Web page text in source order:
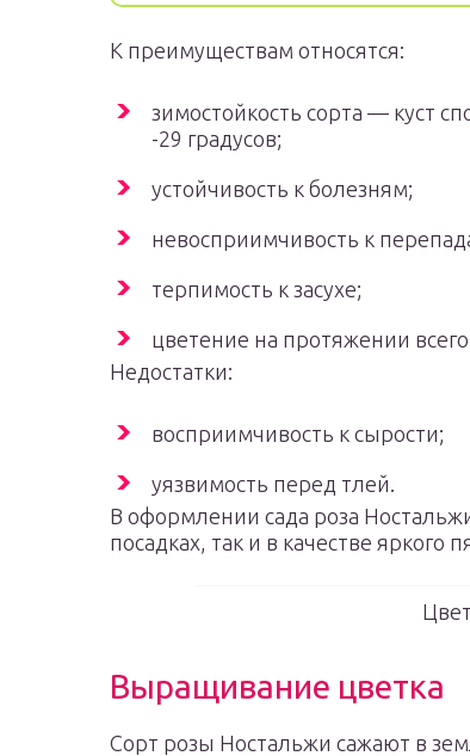
К преимуществам относятся:
зимостойкость сорта — куст
-29 градусов;
устойчивость к болезням;
невосприимчивость к
терпимость к засухе;
цветение на протяжении всего
Недостатки:
восприимчивость к сырости;
уязвимость перед тлей.
В оформлении сада роза
посадках, так и в качестве
Выращивание цветка
Сорт розы Ностальжи сажают в